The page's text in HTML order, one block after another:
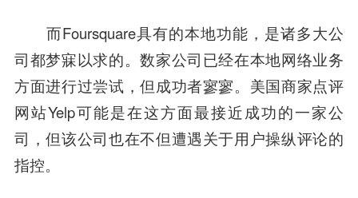
而Foursquare具有的本地功能，是诸多大公
司都梦寐以求的。数家公司已经在本地网络业务
方面进行过尝试，但成功者寥寥。美国商家点评
网站Yelp可能是在这方面最接近成功的一家公
司，但该公司也在不但遭遇关于用户操纵评论的
指控。